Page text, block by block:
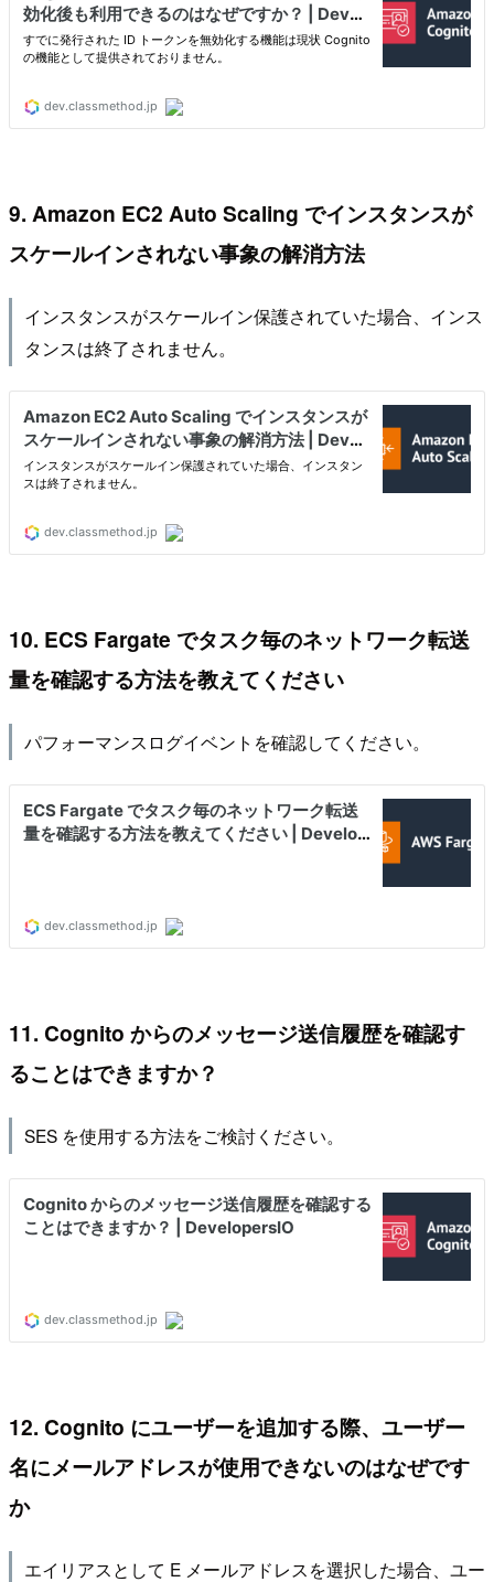
9. Amazon EC2 Auto Scaling でインスタンスが
スケールインされない事象の解消方法
インスタンスがスケールイン保護されていた場合、インス
タンスは終了されません。
10. ECS Fargate でタスク毎のネットワーク転送
量を確認する方法を教えてください
パフォーマンスログイベントを確認してください。
11. Cognito からのメッセージ送信履歴を確認す
ることはできますか？
SES を使用する方法をご検討ください。
12. Cognito にユーザーを追加する際、ユーザー
名にメールアドレスが使用できないのはなぜです
か
エイリアスとして E メールアドレスを選択した場合、ユー